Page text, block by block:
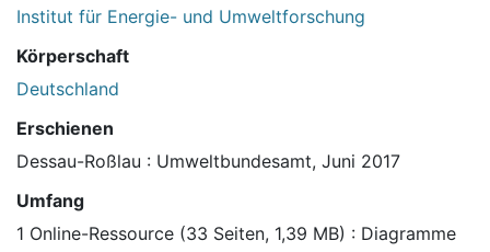
Institut für Energie- und Umweltforschung
Körperschaft
Deutschland
Erschienen
Dessau-Roßlau : Umweltbundesamt, Juni 2017
Umfang
1 Online-Ressource (33 Seiten, 1,39 MB) : Diagramme